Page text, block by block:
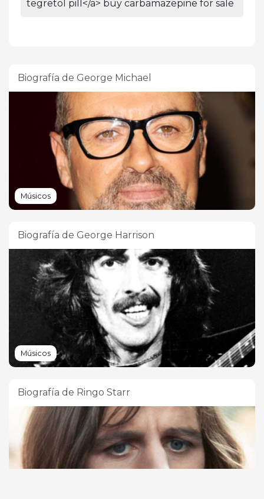
tegretol pill</a> buy carbamazepine for sale
Biografía de George Michael
Músicos
Biografía de George Harrison
Músicos
Biografía de Ringo Starr